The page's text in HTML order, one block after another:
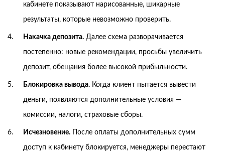
кабинете показывают нарисованные, шикарные
результаты, которые невозможно проверить.
Накачка депозита. Далее схема разворачивается
постепенно: новые рекомендации, просьбы увеличить
депозит, обещания более высокой прибыльности.
Блокировка вывода. Когда клиент пытается вывести
деньги, появляются дополнительные условия —
комиссии, налоги, страховые сборы.
Исчезновение. После оплаты дополнительных сумм
доступ к кабинету блокируется, менеджеры перестают